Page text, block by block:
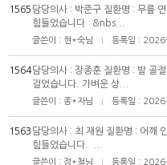
1565 담당의사 : 박준구 질환명 : 무릎
힘들었습니다 &nbs...
글쓴이 : 현*숙님 등록일 :
1564담당의사 : 장종훈 질환명 : 발 골
걸었습니다. 가벼운 상...
글쓴이 : 종*자님 등록일 :
1563 담당의사 : 최 재원 질환명 : 어깨
힘들었습니다. ...
글쓴이 : 정*철님 등록일 :